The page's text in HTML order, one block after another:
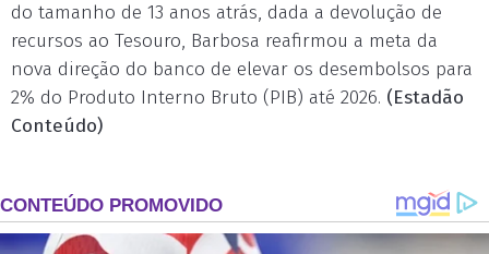
do tamanho de 13 anos atrás, dada a devolução de
recursos ao Tesouro, Barbosa reafirmou a meta da
nova direção do banco de elevar os desembolsos para
2% do Produto Interno Bruto (PIB) até 2026. (Estadão
Conteúdo)